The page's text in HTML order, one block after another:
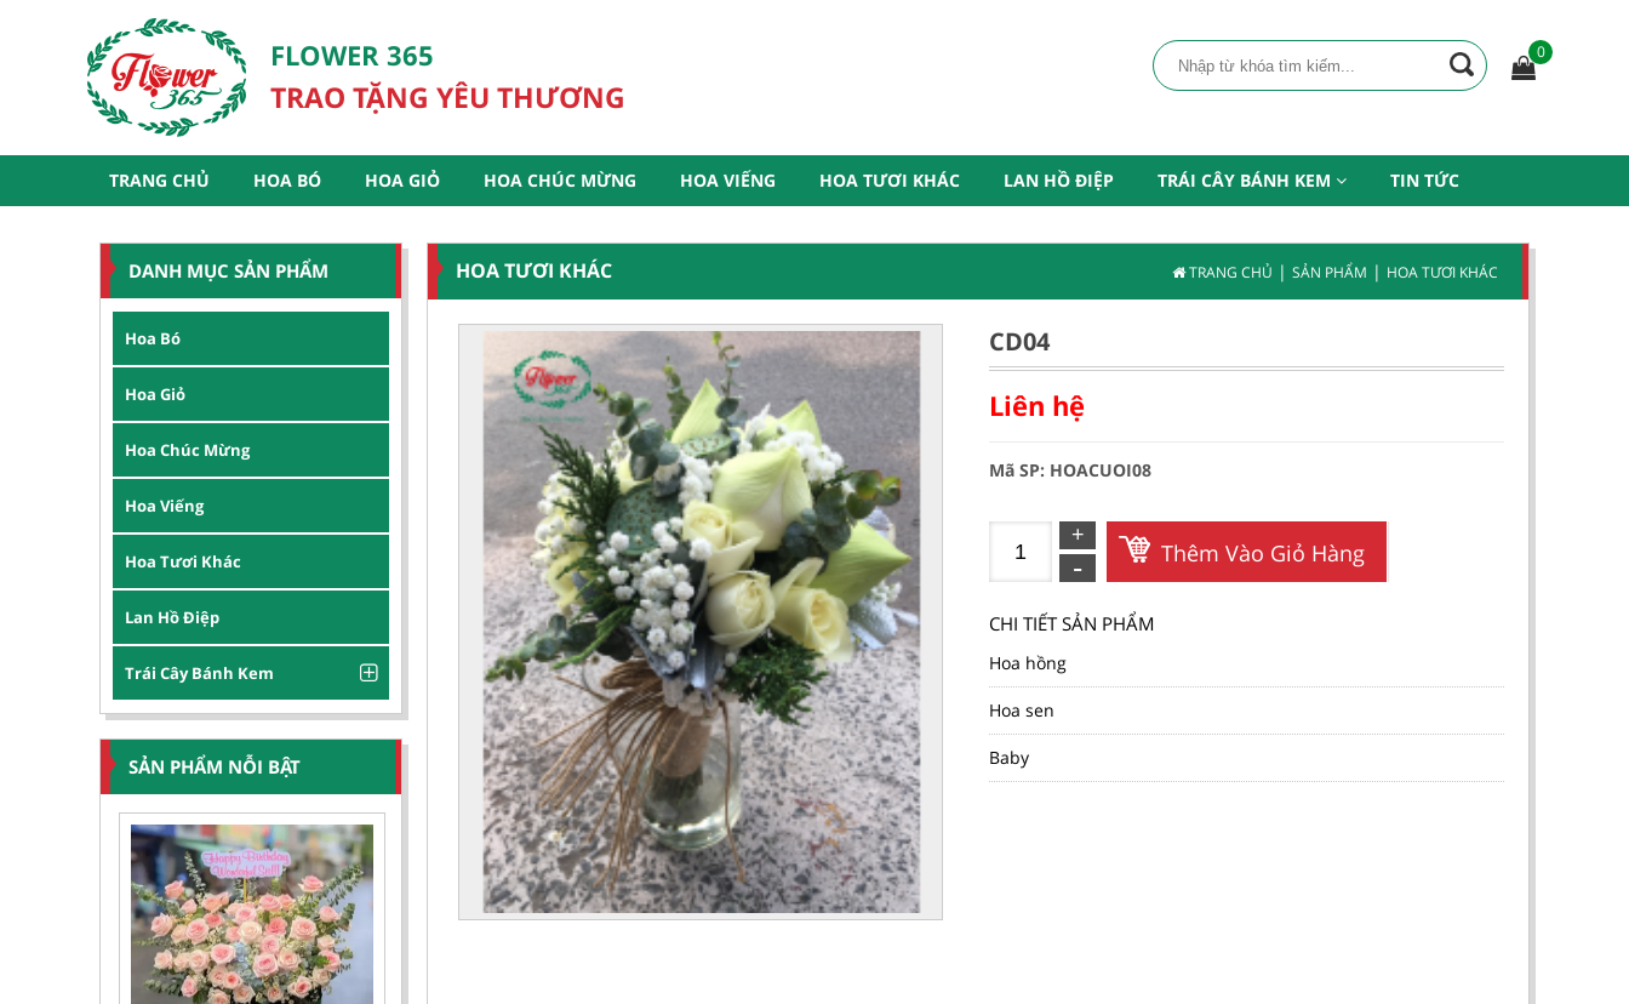
FLOWER 365
TRAO TẶNG YÊU THƯƠNG
0
TRANG CHỦ HOA BÓ HOA GIỎ HOA CHÚC MỪNG HOA VIẾNG HOA TƯƠI KHÁC LAN HỒ ĐIỆP TRÁI CÂY BÁNH KEM TIN TỨC
DANH MỤC SẢN PHẨM
Hoa Bó
Hoa Giỏ
Hoa Chúc Mừng
Hoa Viếng
Hoa Tươi Khác
Lan Hồ Điệp
Trái Cây Bánh Kem
SẢN PHẨM NỖI BẬT
HOA TƯƠI KHÁC TRANG CHỦ | SẢN PHẨM | HOA TƯƠI KHÁC
CD04
Liên hệ
Mã SP: HOACUOI08
Thêm Vào Giỏ Hàng
CHI TIẾT SẢN PHẨM
Hoa hồng
Hoa sen
Baby